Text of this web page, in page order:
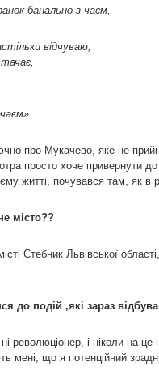
банально з чаєм,
відчуваю,
про Мукачево, яке не
просто хоче привернути
житті, почувався там, як в
місто??
Стебник Львівської
до подій ,які зараз
революціонер, і ніколи на
мені, що я потенційний